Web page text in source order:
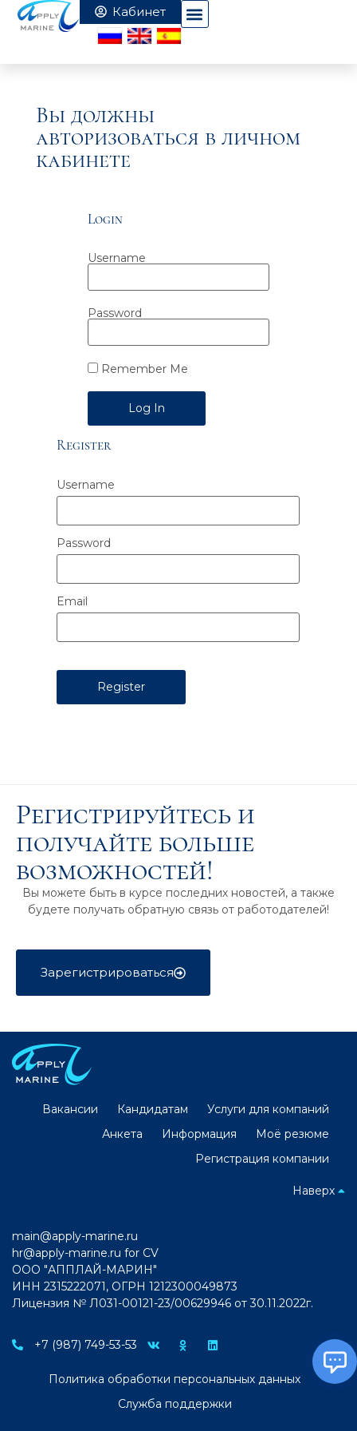
Вы должны
авторизоваться в личном
кабинете
Login
Username
Password
Remember Me
Alternative:
Register
Username
Password
Email
Регистрируйтесь и
получайте больше
возможностей!
Вы можете быть в курсе последних новостей, а также
будете получать обратную связь от работодателей!
Зарегистрироваться
Вакансии Кандидатам
Услуги для компаний
Анкета
Информация
Моё резюме
Регистрация компании
Наверх
main@apply-marine.ru
hr@apply-marine.ru for CV
ООО "АППЛАЙ-МАРИН"
ИНН 2315222071, ОГРН 1212300049873
Лицензия № Л031-00121-23/00629946 от 30.11.2022г.
+7 (987) 749-53-53
Политика обработки персональных данных
Служба поддержки